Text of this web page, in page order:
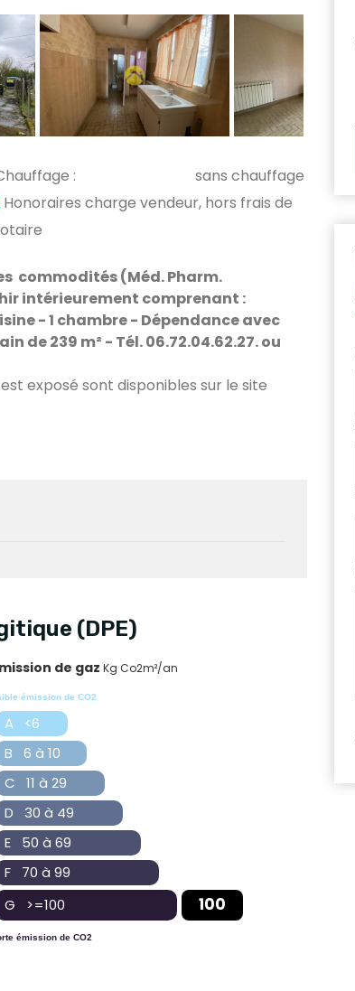
:
sans chauffage
Honoraires charge vendeur, hors frais de
commodités (Méd. Pharm.
intérieurement comprenant :
- 1 chambre - Dépendance avec
de 239 m² - Tél. 06.72.04.62.27. ou
exposé sont disponibles sur le site
(DPE)
de gaz Kg Co2m²/an
émission de CO2
A <6
B 6 à 10
C 11 à 29
D 30 à 49
E 50 à 69
F 70 à 99
G >=100
100
émission de CO2